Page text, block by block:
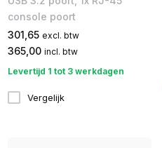
console poort
301,65 excl. btw
365,00 incl. btw
Levertijd 1 tot 3 werkdagen
Vergelijk